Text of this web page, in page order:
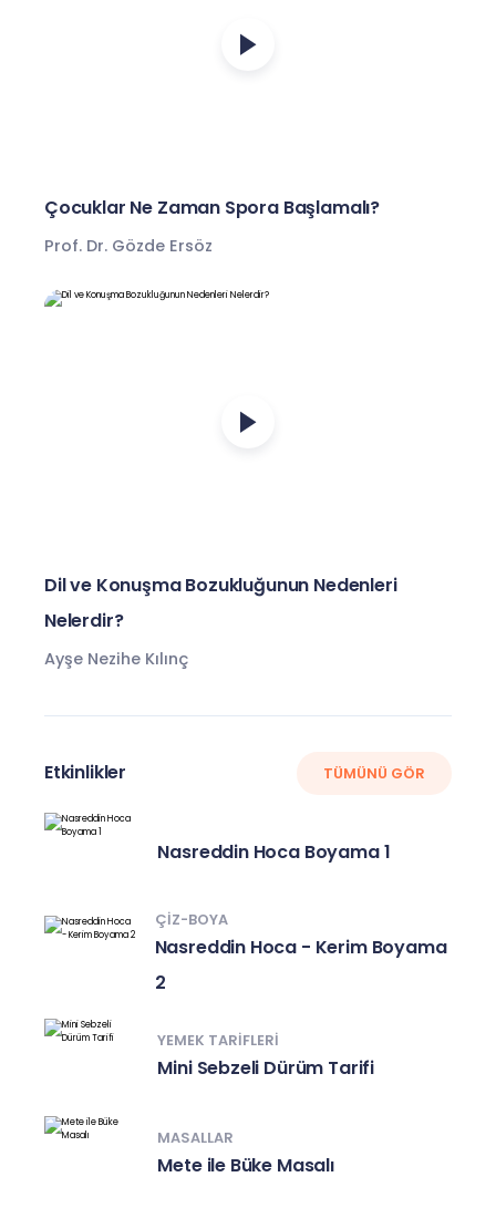
Çocuklar Ne Zaman Spora Başlamalı?
Prof. Dr. Gözde Ersöz
Dil ve Konuşma Bozukluğunun Nedenleri
Nelerdir?
Ayşe Nezihe Kılınç
Etkinlikler TÜMÜNÜ GÖR
Nasreddin Hoca Boyama 1
ÇIZ-BOYA
Nasreddin Hoca - Kerim Boyama
2
YEMEK TARIFLERI
Mini Sebzeli Dürüm Tarifi
MASALLAR
Mete ile Büke Masalı